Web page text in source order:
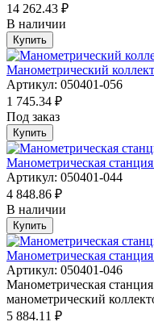
14 262.43 ₽
В наличии
Купить
Манометрический
Артикул: 050401-056
1 745.34 ₽
Под заказ
Купить
Манометрическая
Артикул: 050401-044
4 848.86 ₽
В наличии
Купить
Манометрическая
Артикул: 050401-046
Манометрическая
манометрический
5 884.11 ₽